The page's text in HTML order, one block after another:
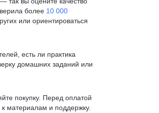
более 10 000
или ориентироваться
есть ли практика
домашних заданий или
покупку. Перед оплатой
к материалам и поддержку.